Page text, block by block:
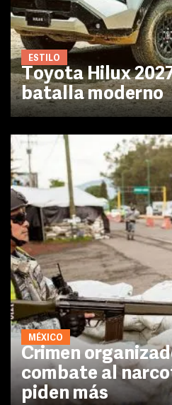
ESTILO
Toyota Hilux
batalla moderno
MÉXICO
Crimen
combate al
piden más